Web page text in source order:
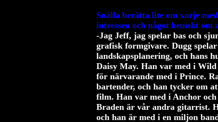
Snälla berätta lite om varje
intressen och något hemskt om
-Jag Jeff, jag spelar bas och
grafisk formgivare. Dugg
landskapsplanering, och hans
Daisy May. Han var med i
för närvarande med i Prince.
bartender, och han tycker om
film. Han var med i Anchor
Braden är vår andra gitarrist.
och han är med i en miljon